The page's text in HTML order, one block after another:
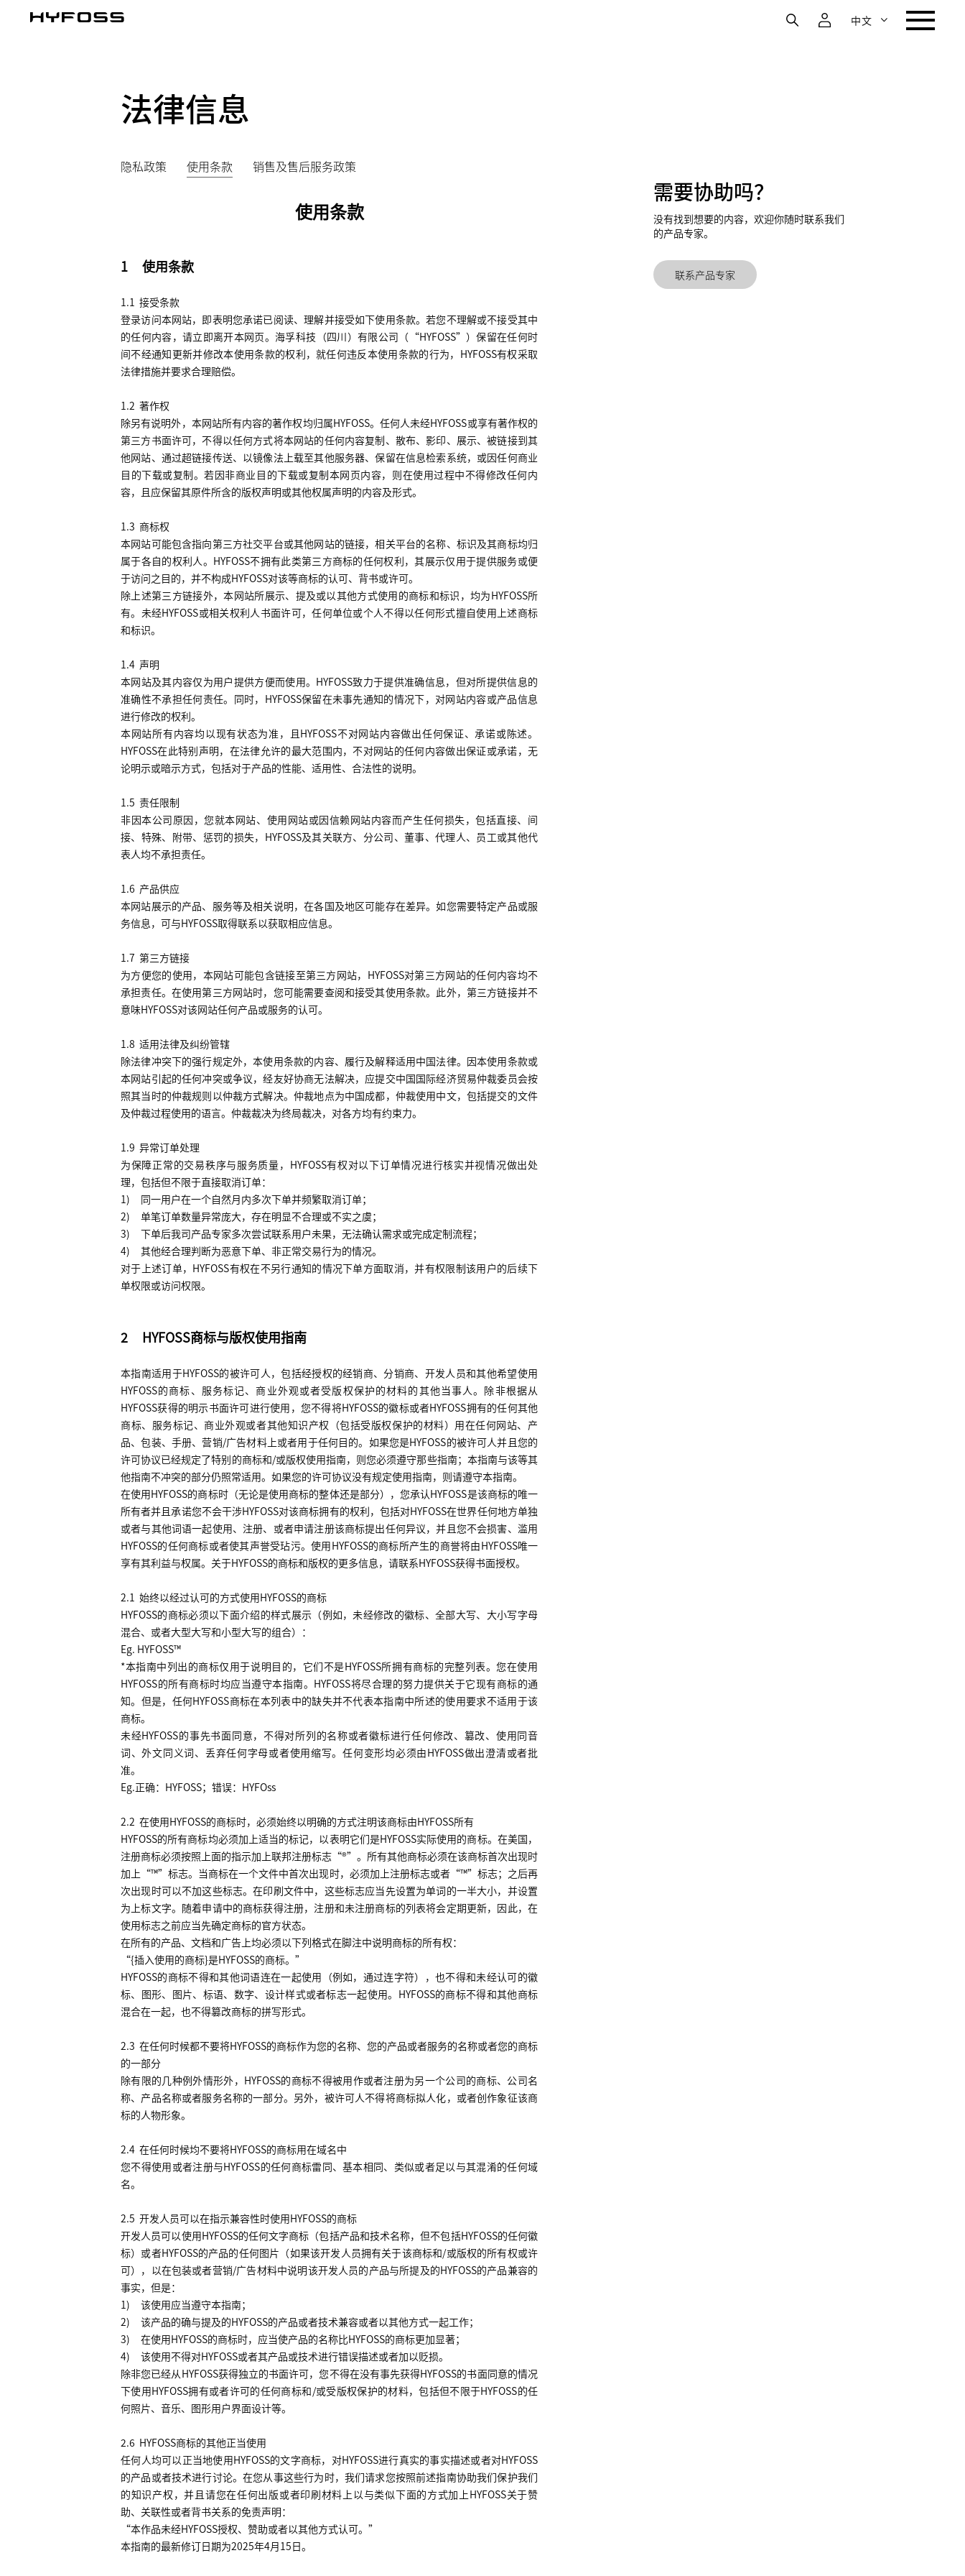
中文
法律信息
隐私政策 使用条款 销售及售后服务政策
使用条款
1 使用条款
1.1 接受条款
登录访问本网站，即表明您承诺已阅读、理解并接受如下使用条款。若您不理解或不接受其中
的任何内容，请立即离开本网页。海孚科技（四川）有限公司（“HYFOSS”）保留在任何时
间不经通知更新并修改本使用条款的权利，就任何违反本使用条款的行为， HYFOSS有权采取
法律措施并要求合理赔偿。
1.2 著作权
除另有说明外，本网站所有内容的著作权均归属HYFOSS。任何人未经HYFOSS或享有著作权的
第三方书面许可，不得以任何方式将本网站的任何内容复制、散布、影印、展示、被链接到其
他网站、通过超链接传送、以镜像法上载至其他服务器、保留在信息检索系统，或因任何商业
目的下载或复制。若因非商业目的下载或复制本网页内容，则在使用过程中不得修改任何内
容，且应保留其原件所含的版权声明或其他权属声明的内容及形式。
1.3 商标权
本网站可能包含指向第三方社交平台或其他网站的链接，相关平台的名称、标识及其商标均归
属于各自的权利人。HYFOSS不拥有此类第三方商标的任何权利，其展示仅用于提供服务或便
于访问之目的，并不构成HYFOSS对该等商标的认可、背书或许可。
除上述第三方链接外，本网站所展示、提及或以其他方式使用的商标和标识，均为HYFOSS所
有。未经HYFOSS或相关权利人书面许可，任何单位或个人不得以任何形式擅自使用上述商标
和标识。
1.4 声明
本网站及其内容仅为用户提供方便而使用。 HYFOSS致力于提供准确信息，但对所提供信息的
准确性不承担任何责任。同时， HYFOSS保留在未事先通知的情况下，对网站内容或产品信息
进行修改的权利。
本网站所有内容均以现有状态为准，且HYFOSS不对网站内容做出任何保证、承诺或陈述。
HYFOSS在此特别声明，在法律允许的最大范围内，不对网站的任何内容做出保证或承诺，无
论明示或暗示方式，包括对于产品的性能、适用性、合法性的说明。
1.5 责任限制
非因本公司原因，您就本网站、使用网站或因信赖网站内容而产生任何损失，包括直接、间
接、特殊、附带、惩罚的损失， HYFOSS及其关联方、分公司、董事、代理人、员工或其他代
表人均不承担责任。
1.6 产品供应
本网站展示的产品、服务等及相关说明，在各国及地区可能存在差异。如您需要特定产品或服
务信息，可与HYFOSS取得联系以获取相应信息。
1.7 第三方链接
为方便您的使用，本网站可能包含链接至第三方网站， HYFOSS对第三方网站的任何内容均不
承担责任。在使用第三方网站时，您可能需要查阅和接受其使用条款。此外，第三方链接并不
意味HYFOSS对该网站任何产品或服务的认可。
1.8 适用法律及纠纷管辖
除法律冲突下的强行规定外，本使用条款的内容、履行及解释适用中国法律。因本使用条款或
本网站引起的任何冲突或争议，经友好协商无法解决，应提交中国国际经济贸易仲裁委员会按
照其当时的仲裁规则以仲裁方式解决。仲裁地点为中国成都，仲裁使用中文，包括提交的文件
及仲裁过程使用的语言。仲裁裁决为终局裁决，对各方均有约束力。
1.9 异常订单处理
为保障正常的交易秩序与服务质量， HYFOSS有权对以下订单情况进行核实并视情况做出处
理，包括但不限于直接取消订单：
1) 同一用户在一个自然月内多次下单并频繁取消订单；
2) 单笔订单数量异常庞大，存在明显不合理或不实之虞；
3) 下单后我司产品专家多次尝试联系用户未果，无法确认需求或完成定制流程；
4) 其他经合理判断为恶意下单、非正常交易行为的情况。
对于上述订单， HYFOSS有权在不另行通知的情况下单方面取消，并有权限制该用户的后续下
单权限或访问权限。
2 HYFOSS商标与版权使用指南
本指南适用于HYFOSS的被许可人，包括经授权的经销商、分销商、开发人员和其他希望使用
HYFOSS的商标、服务标记、商业外观或者受版权保护的材料的其他当事人。除非根据从
HYFOSS获得的明示书面许可进行使用，您不得将HYFOSS的徽标或者HYFOSS拥有的任何其他
商标、服务标记、商业外观或者其他知识产权（包括受版权保护的材料）用在任何网站、产
品、包装、手册、营销/广告材料上或者用于任何目的。如果您是HYFOSS的被许可人并且您的
许可协议已经规定了特别的商标和/或版权使用指南，则您必须遵守那些指南；本指南与该等其
他指南不冲突的部分仍照常适用。如果您的许可协议没有规定使用指南，则请遵守本指南。
在使用HYFOSS的商标时（无论是使用商标的整体还是部分），您承认HYFOSS是该商标的唯一
所有者并且承诺您不会干涉HYFOSS对该商标拥有的权利，包括对HYFOSS在世界任何地方单独
或者与其他词语一起使用、注册、或者申请注册该商标提出任何异议，并且您不会损害、滥用
HYFOSS的任何商标或者使其声誉受玷污。使用HYFOSS的商标所产生的商誉将由HYFOSS唯一
享有其利益与权属。关于HYFOSS的商标和版权的更多信息，请联系HYFOSS获得书面授权。
2.1 始终以经过认可的方式使用HYFOSS的商标
HYFOSS的商标必须以下面介绍的样式展示（例如，未经修改的徽标、全部大写、大小写字母
混合、或者大型大写和小型大写的组合）：
Eg. HYFOSS™
*本指南中列出的商标仅用于说明目的，它们不是HYFOSS所拥有商标的完整列表。您在使用
HYFOSS的所有商标时均应当遵守本指南。 HYFOSS将尽合理的努力提供关于它现有商标的通
知。但是，任何HYFOSS商标在本列表中的缺失并不代表本指南中所述的使用要求不适用于该
商标。
未经HYFOSS的事先书面同意，不得对所列的名称或者徽标进行任何修改、篡改、使用同音
词、外文同义词、丢弃任何字母或者使用缩写。任何变形均必须由HYFOSS做出澄清或者批
准。
Eg.正确： HYFOSS；错误： HYFOss
2.2 在使用HYFOSS的商标时，必须始终以明确的方式注明该商标由HYFOSS所有
HYFOSS的所有商标均必须加上适当的标记，以表明它们是HYFOSS实际使用的商标。在美国，
注册商标必须按照上面的指示加上联邦注册标志“®”。所有其他商标必须在该商标首次出现时
加上“™”标志。当商标在一个文件中首次出现时，必须加上注册标志或者“™”标志；之后再
次出现时可以不加这些标志。在印刷文件中，这些标志应当先设置为单词的一半大小，并设置
为上标文字。随着申请中的商标获得注册，注册和未注册商标的列表将会定期更新，因此，在
使用标志之前应当先确定商标的官方状态。
在所有的产品、文档和广告上均必须以下列格式在脚注中说明商标的所有权：
“{插入使用的商标}是HYFOSS的商标。 ”
HYFOSS的商标不得和其他词语连在一起使用（例如，通过连字符），也不得和未经认可的徽
标、图形、图片、标语、数字、设计样式或者标志一起使用。 HYFOSS的商标不得和其他商标
混合在一起，也不得篡改商标的拼写形式。
2.3 在任何时候都不要将HYFOSS的商标作为您的名称、您的产品或者服务的名称或者您的商标
的一部分
除有限的几种例外情形外， HYFOSS的商标不得被用作或者注册为另一个公司的商标、公司名
称、产品名称或者服务名称的一部分。另外，被许可人不得将商标拟人化，或者创作象征该商
标的人物形象。
2.4 在任何时候均不要将HYFOSS的商标用在域名中
您不得使用或者注册与HYFOSS的任何商标雷同、基本相同、类似或者足以与其混淆的任何域
名。
2.5 开发人员可以在指示兼容性时使用HYFOSS的商标
开发人员可以使用HYFOSS的任何文字商标（包括产品和技术名称，但不包括HYFOSS的任何徽
标）或者HYFOSS的产品的任何图片（如果该开发人员拥有关于该商标和/或版权的所有权或许
可），以在包装或者营销/广告材料中说明该开发人员的产品与所提及的HYFOSS的产品兼容的
事实，但是：
1) 该使用应当遵守本指南；
2) 该产品的确与提及的HYFOSS的产品或者技术兼容或者以其他方式一起工作；
3) 在使用HYFOSS的商标时，应当使产品的名称比HYFOSS的商标更加显著；
4) 该使用不得对HYFOSS或者其产品或技术进行错误描述或者加以贬损。
除非您已经从HYFOSS获得独立的书面许可，您不得在没有事先获得HYFOSS的书面同意的情况
下使用HYFOSS拥有或者许可的任何商标和/或受版权保护的材料，包括但不限于HYFOSS的任
何照片、音乐、图形用户界面设计等。
2.6 HYFOSS商标的其他正当使用
任何人均可以正当地使用HYFOSS的文字商标，对HYFOSS进行真实的事实描述或者对HYFOSS
的产品或者技术进行讨论。在您从事这些行为时，我们请求您按照前述指南协助我们保护我们
的知识产权，并且请您在任何出版或者印刷材料上以与类似下面的方式加上HYFOSS关于赞
助、关联性或者背书关系的免责声明：
“本作品未经HYFOSS授权、赞助或者以其他方式认可。”
本指南的最新修订日期为2025年4月15日。
需要协助吗？
没有找到想要的内容，欢迎你随时联系我们
的产品专家。
联系产品专家